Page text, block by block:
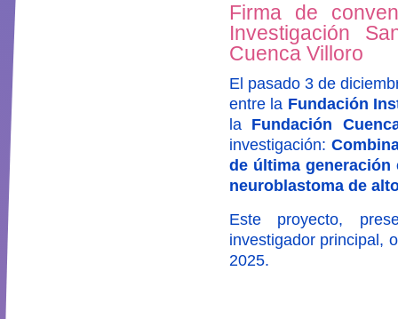
Firma de
Investigación
Cuenca Villoro
El pasado 3 de
entre la Fundación
la Fundación
investigación:
de última generación
neuroblastoma de
Este proyecto,
investigador principal,
2025.